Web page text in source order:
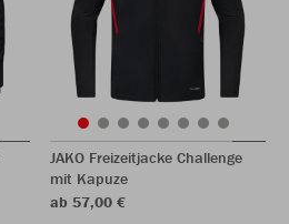
JAKO Freizeitjacke Challenge
mit Kapuze
ab 57,00 €